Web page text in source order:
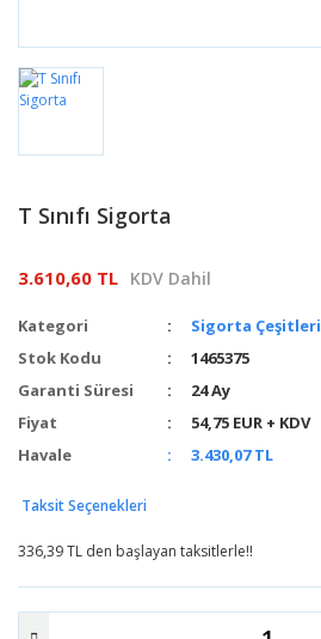
T Sınıfı Sigorta
3.610,60 TL KDV Dahil
Kategori
Sigorta Çeşitleri
Stok Kodu
1465375
Garanti Süresi
24 Ay
Fiyat
54,75 EUR + KDV
Havale
3.430,07 TL
Taksit Seçenekleri
336,39 TL den başlayan taksitlerle!!